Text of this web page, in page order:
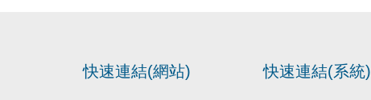
快速連結(網站) 快速連結(系統)